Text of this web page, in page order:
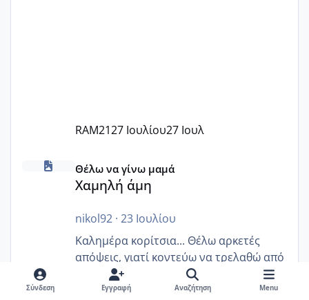
RAM2127 Ιουλίου27 Ιουλ
Χαμηλή άμη
Θέλω να γίνω μαμά
Χαμηλή άμη
nikol92· 23 Ιουλίου
Καλημέρα κορίτσια... Θέλω αρκετές
απόψεις, γιατί κοντεύω να τρελαθώ από
προχτές.. Η αμη πόσο ρόλο παίζει?
Έκανα ορμονολογικές και είναι χαμηλή
Σύνδεση Εγγραφή Αναζήτηση Menu